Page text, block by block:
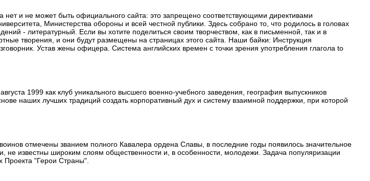
и не может быть официального сайта: это запрещено соответствующими директивами
Министерства обороны и всей честной публики. Здесь собрано то, что родилось в головах
- литературный. Если вы хотите поделиться своим творчеством, как в письменной, так и в
творения, и они будут размещены на страницах этого сайта. Наши байки: Инструкция
Устав жены офицера. Система английских времен с точки зрения употребления глагола to
1999 как клуб уникального высшего военно-учебного заведения, география выпускников
наших лучших традиций создать корпоративный дух и систему взаимной поддержки, при которой
отмечены званием полного Кавалера ордена Славы, в последние годы появилось значительное
не известны широким слоям общественности и, в особенности, молодежи. Задача популяризации
Проекта "Герои Страны".